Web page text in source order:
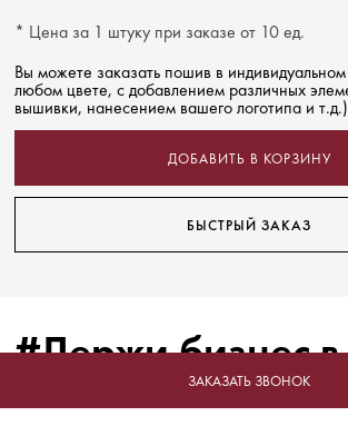
ЗАКАЗАТЬ ЗВОНОК
* Цена за 1 штуку при заказе от 10 ед.
Вы можете заказать пошив в
любом цвете, с добавлением различных
вышивки, нанесением вашего логотипа и т.д.)
ДОБАВИТЬ В КОРЗИНУ
БЫСТРЫЙ ЗАКАЗ
#Держи бизнес в
форме!